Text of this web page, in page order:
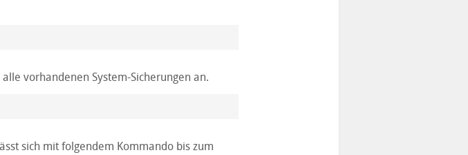
vorhandenen System-Sicherungen an.
sich mit folgendem Kommando bis zum